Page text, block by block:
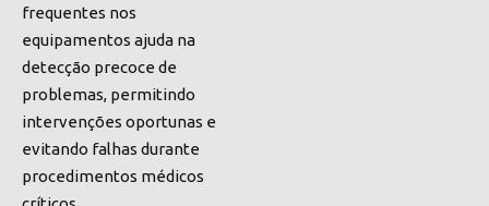
frequentes nos
equipamentos ajuda na
detecção precoce de
problemas, permitindo
intervenções oportunas e
evitando falhas durante
procedimentos médicos